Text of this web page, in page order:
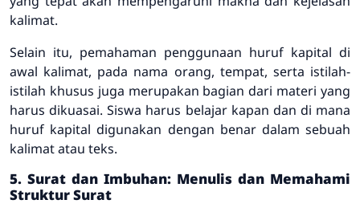
kalimat.
Selain itu, pemahaman penggunaan huruf kapital di
awal kalimat, pada nama orang, tempat, serta istilah-
istilah khusus juga merupakan bagian dari materi yang
harus dikuasai. Siswa harus belajar kapan dan di mana
huruf kapital digunakan dengan benar dalam sebuah
kalimat atau teks.
5. Surat dan Imbuhan: Menulis dan Memahami
Struktur Surat